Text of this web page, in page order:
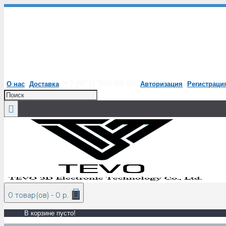
О нас Доставка Авторизация
0 товар(ов) - 0 р.
В корзине пусто!